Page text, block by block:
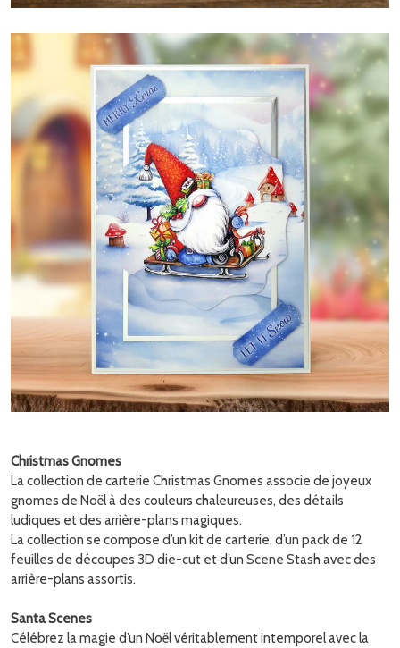
Christmas Gnomes
La collection de carterie Christmas Gnomes associe de joyeux
gnomes de Noël à des couleurs chaleureuses, des détails
ludiques et des arrière-plans magiques.
La collection se compose d’un kit de carterie, d’un pack de 12
feuilles de découpes 3D die-cut et d’un Scene Stash avec des
arrière-plans assortis.
Santa Scenes
Célébrez la magie d’un Noël véritablement intemporel avec la